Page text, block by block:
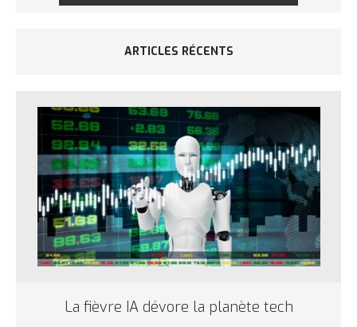
ARTICLES RÉCENTS
La fièvre IA dévore la planète tech